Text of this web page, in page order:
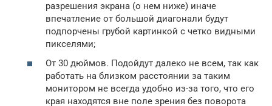
разрешения экрана (о нем ниже) иначе
впечатление от большой диагонали будут
подпорчены грубой картинкой с четко видными
пикселями;
От 30 дюймов. Подойдут далеко не всем, так как
работать на близком расстоянии за таким
монитором не всегда удобно из-за того, что его
края находятся вне поле зрения без поворота